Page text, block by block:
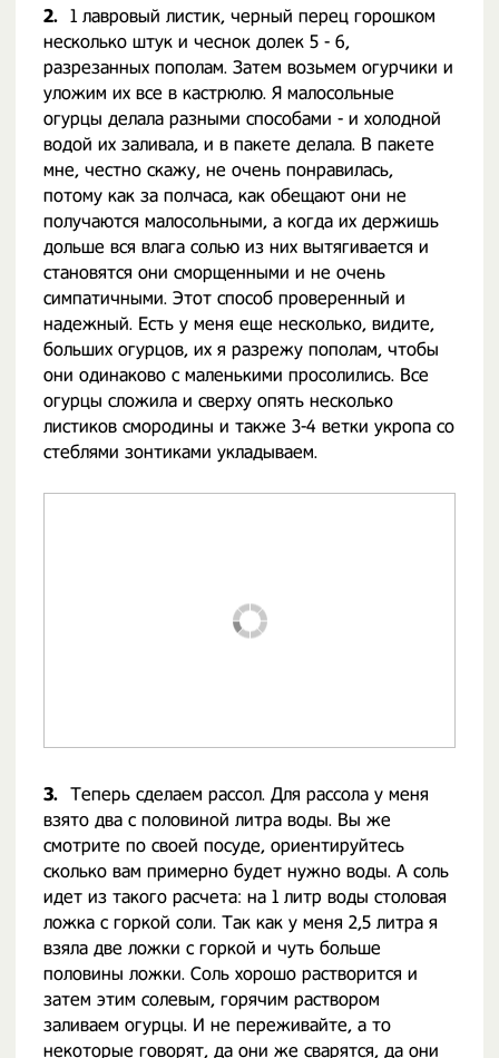
2. 1 лавровый листик, черный перец горошком
несколько штук и чеснок долек 5 - 6,
разрезанных пополам. Затем возьмем огурчики и
уложим их все в кастрюлю. Я малосольные
огурцы делала разными способами - и холодной
водой их заливала, и в пакете делала. В пакете
мне, честно скажу, не очень понравилась,
потому как за полчаса, как обещают они не
получаются малосольными, а когда их держишь
дольше вся влага солью из них вытягивается и
становятся они сморщенными и не очень
симпатичными. Этот способ проверенный и
надежный. Есть у меня еще несколько, видите,
больших огурцов, их я разрежу пополам, чтобы
они одинаково с маленькими просолились. Все
огурцы сложила и сверху опять несколько
листиков смородины и также 3-4 ветки укропа со
стеблями зонтиками укладываем.
3. Теперь сделаем рассол. Для рассола у меня
взято два с половиной литра воды. Вы же
смотрите по своей посуде, ориентируйтесь
сколько вам примерно будет нужно воды. А соль
идет из такого расчета: на 1 литр воды столовая
ложка с горкой соли. Так как у меня 2,5 литра я
взяла две ложки с горкой и чуть больше
половины ложки. Соль хорошо растворится и
затем этим солевым, горячим раствором
заливаем огурцы. И не переживайте, а то
некоторые говорят, да они же сварятся, да они